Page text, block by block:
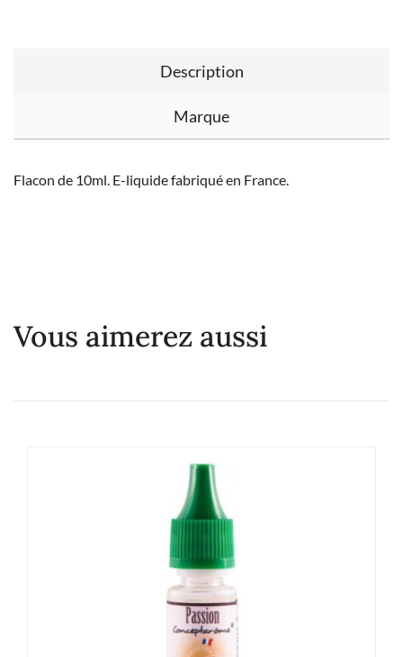
Description
Marque
Flacon de 10ml. E-liquide fabriqué en France.
Vous aimerez aussi